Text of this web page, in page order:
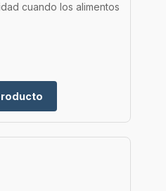
cuando los alimentos